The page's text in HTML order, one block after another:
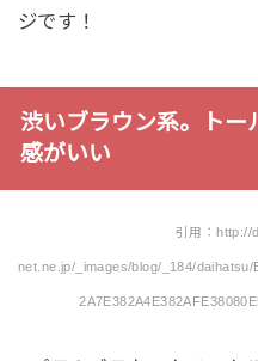
ジです！
渋いブラウン系。トー
感がいい
引用：http://
net.ne.jp/_images/blog/_184/